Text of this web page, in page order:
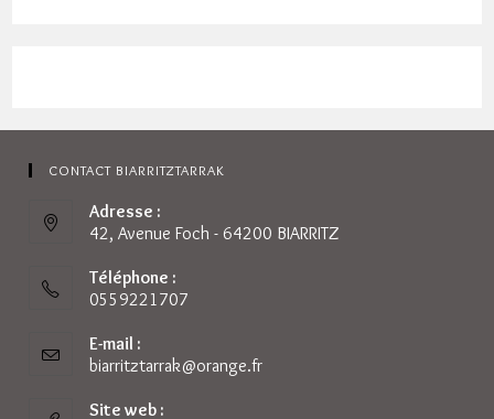
CONTACT BIARRITZTARRAK
Adresse :
42, Avenue Foch - 64200 BIARRITZ
Téléphone :
0559221707
E-mail :
biarritztarrak@orange.frS’ouvre
Site web :